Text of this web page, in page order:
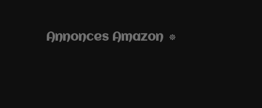
Annonces Amazon